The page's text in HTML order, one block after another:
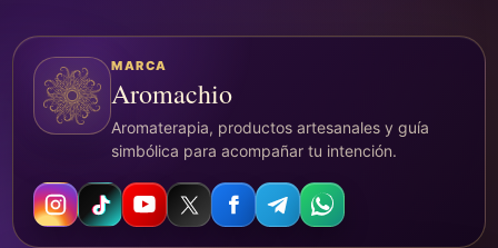
MARCA
Aromachio
Aromaterapia, productos artesanales y guía
simbólica para acompañar tu intención.